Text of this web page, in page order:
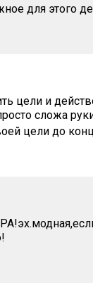
для этого
цели и
сложа
цели до